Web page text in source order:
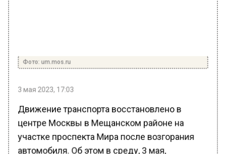
Фото: um.mos.ru
3 мая 2023, 17:03
Движение транспорта восстановлено в
центре Москвы в Мещанском районе на
участке проспекта Мира после возгорания
автомобиля. Об этом в среду, 3 мая,